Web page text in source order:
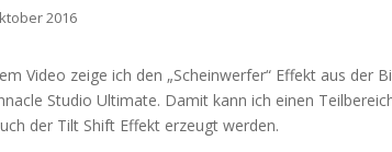
2016
Video zeige ich den „Scheinwerfer“ Effekt aus der
Studio Ultimate. Damit kann ich einen
der Tilt Shift Effekt erzeugt werden.